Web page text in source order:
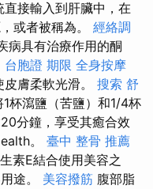
接輸入到肝臟中，在
或者被稱為。 經絡調
病具有治療作用的酮
台胞證 期限 全身按摩
膚柔軟光滑。 搜索 舒
1杯瀉鹽（苦鹽）和1/4杯
分鐘，享受其癒合效
。 臺中 整骨 推薦
素E結合使用美容之
途。 美容撥筋 腹部脂